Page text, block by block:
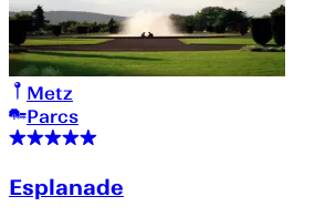
Metz
Parcs
Esplanade